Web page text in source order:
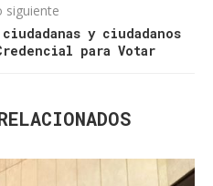
siguiente
y ciudadanos
para Votar